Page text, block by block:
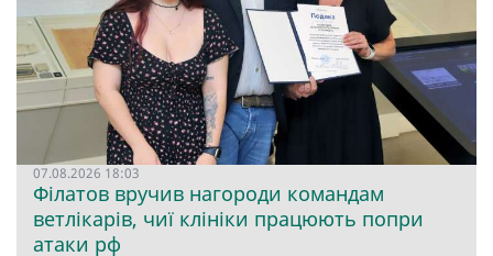
07.08.2026 18:03
Філатов вручив нагороди командам
ветлікарів, чиї клініки працюють попри
атаки рф